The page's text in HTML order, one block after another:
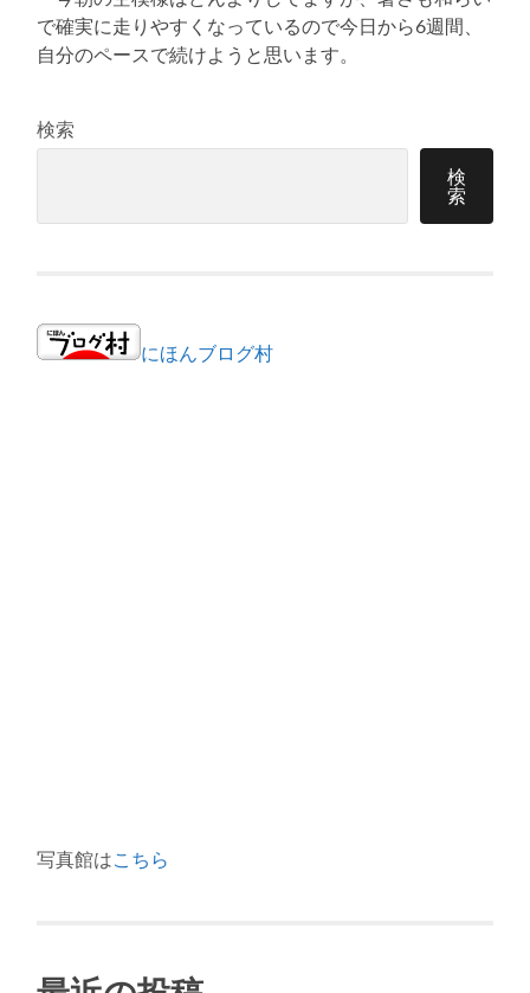
で確実に走りやすくなっているので今日から6週間、
自分のペースで続けようと思います。
検索
検
索
にほんブログ村
写真館は こちら